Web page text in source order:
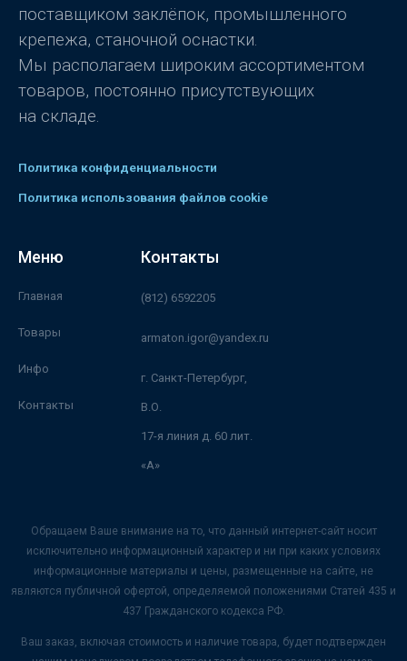
поставщиком заклёпок, промышленного
крепежа, станочной оснастки.
Мы располагаем широким ассортиментом
товаров, постоянно присутствующих
на складе.
Политика конфиденциальности
Политика использования файлов cookie
Меню
Главная
Товары
Инфо
Контакты
Контакты
(812) 6592205
armaton.igor@yandex.ru
г. Санкт-Петербург,
В.О.
17-я линия д. 60 лит.
«А»
Обращаем Ваше внимание на то, что данный интернет-сайт носит
исключительно информационный характер и ни при каких условиях
информационные материалы и цены, размещенные на сайте, не
являются публичной офертой, определяемой положениями Статей 435 и
437 Гражданского кодекса РФ.
Ваш заказ, включая стоимость и наличие товара, будет подтвержден